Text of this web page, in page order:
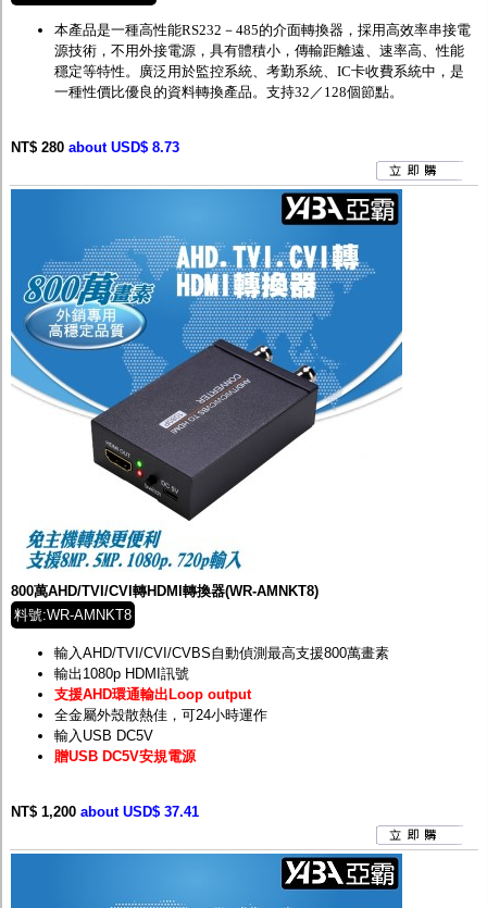
本產品是一種高性能RS232 － 485的介面轉換器，採用高效率串接電
源技術，不用外接電源，具有體積小，傳輸距離遠、速率高、性能
穩定等特性。廣泛用於監控系統、考勤系統、 IC卡收費系統中，是
一種性價比優良的資料轉換產品。支持32 ／ 128個節點。
NT$ 280 about USD$ 8.73
800萬AHD/TVI/CVI轉HDMI轉換器(WR-AMNKT8)
料號:WR-AMNKT8
輸入AHD/TVI/CVI/CVBS自動偵測最高支援800萬畫素
輸出1080p HDMI訊號
支援AHD環通輸出Loop output
全金屬外殼散熱佳，可24小時運作
輸入USB DC5V
贈USB DC5V安規電源
NT$ 1,200 about USD$ 37.41